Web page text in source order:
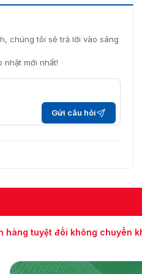
nghệ hiện đại. Đã được
máy soi hỗ trợ kiểm
chúng tôi sẽ trả lời vào sáng
mới nhất!
Gửi câu hỏi
tuyệt đối không chuyển